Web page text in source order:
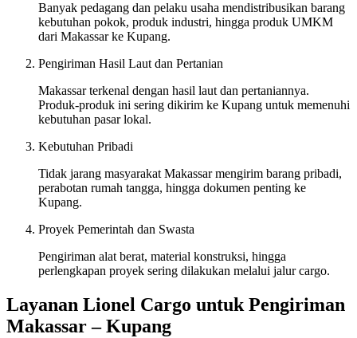
Banyak pedagang dan pelaku usaha mendistribusikan barang
kebutuhan pokok, produk industri, hingga produk UMKM
dari Makassar ke Kupang.
Pengiriman Hasil Laut dan Pertanian
Makassar terkenal dengan hasil laut dan pertaniannya.
Produk-produk ini sering dikirim ke Kupang untuk memenuhi
kebutuhan pasar lokal.
Kebutuhan Pribadi
Tidak jarang masyarakat Makassar mengirim barang pribadi,
perabotan rumah tangga, hingga dokumen penting ke
Kupang.
Proyek Pemerintah dan Swasta
Pengiriman alat berat, material konstruksi, hingga
perlengkapan proyek sering dilakukan melalui jalur cargo.
Layanan Lionel Cargo untuk Pengiriman
Makassar – Kupang